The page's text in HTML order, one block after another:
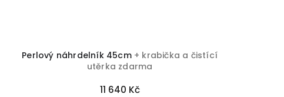
Perlový náhrdelník 45cm + krabička a čistící
utěrka zdarma
11 640 Kč